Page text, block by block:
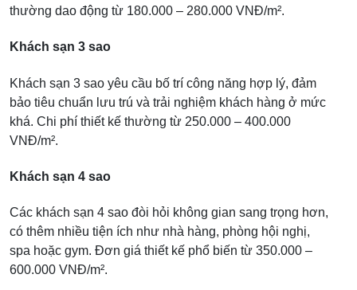
thường dao động từ 180.000 – 280.000 VNĐ/m².
Khách sạn 3 sao
Khách sạn 3 sao yêu cầu bố trí công năng hợp lý, đảm
bảo tiêu chuẩn lưu trú và trải nghiệm khách hàng ở mức
khá. Chi phí thiết kế thường từ 250.000 – 400.000
VNĐ/m².
Khách sạn 4 sao
Các khách sạn 4 sao đòi hỏi không gian sang trọng hơn,
có thêm nhiều tiện ích như nhà hàng, phòng hội nghị,
spa hoặc gym. Đơn giá thiết kế phổ biến từ 350.000 –
600.000 VNĐ/m².